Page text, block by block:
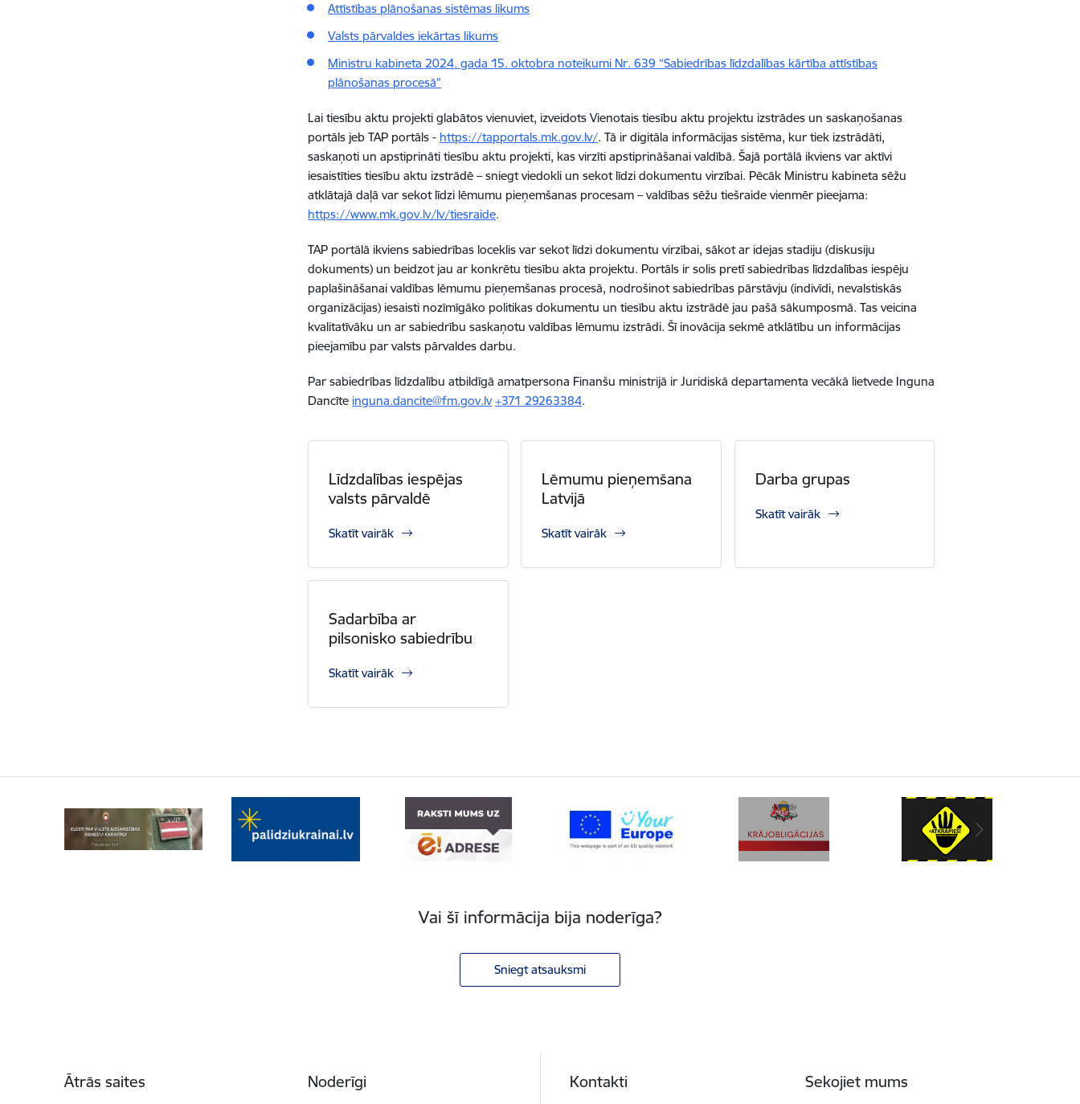
Attīstības plānošanas sistēmas likums
Valsts pārvaldes iekārtas likums
Ministru kabineta 2024. gada 15. oktobra noteikumi Nr. 639 “Sabiedrības līdzdalības kārtība attīstības
plānošanas procesā”
Lai tiesību aktu projekti glabātos vienuviet, izveidots Vienotais tiesību aktu projektu izstrādes un saskaņošanas
portāls jeb TAP portāls - https://tapportals.mk.gov.lv/.Tā ir digitāla informācijas sistēma, kur tiek izstrādāti,
saskaņoti un apstiprināti tiesību aktu projekti, kas virzīti apstiprināšanai valdībā. Šajā portālā ikviens var aktīvi
iesaistīties tiesību aktu izstrādē – sniegt viedokli un sekot līdzi dokumentu virzībai. Pēcāk Ministru kabineta sēžu
atklātajā daļā var sekot līdzi lēmumu pieņemšanas procesam – valdības sēžu tiešraide vienmēr pieejama:
https://www.mk.gov.lv/lv/tiesraide.
TAP portālā ikviens sabiedrības loceklis var sekot līdzi dokumentu virzībai, sākot ar idejas stadiju (diskusiju
dokuments) un beidzot jau ar konkrētu tiesību akta projektu. Portāls ir solis pretī sabiedrības līdzdalības iespēju
paplašināšanai valdības lēmumu pieņemšanas procesā, nodrošinot sabiedrības pārstāvju (indivīdi, nevalstiskās
organizācijas) iesaisti nozīmīgāko politikas dokumentu un tiesību aktu izstrādē jau pašā sākumposmā. Tas veicina
kvalitatīvāku un ar sabiedrību saskaņotu valdības lēmumu izstrādi. Šī inovācija sekmē atklātību un informācijas
pieejamību par valsts pārvaldes darbu.
Par sabiedrības līdzdalību atbildīgā amatpersona Finanšu ministrijā irJuridiskā departamenta vecākā lietvede Inguna
Dancīte inguna.dancite@fm.gov.lv +371 29263384.
Līdzdalības iespējas
valsts pārvaldē
Skatīt vairāk
Lēmumu pieņemšana
Latvijā
Skatīt vairāk
Darba grupas
Skatīt vairāk
Sadarbība ar
pilsonisko sabiedrību
Skatīt vairāk
Vai šī informācija bija noderīga?
Sniegt atsauksmi
Ātrās saites Noderīgi Kontakti Sekojiet mums